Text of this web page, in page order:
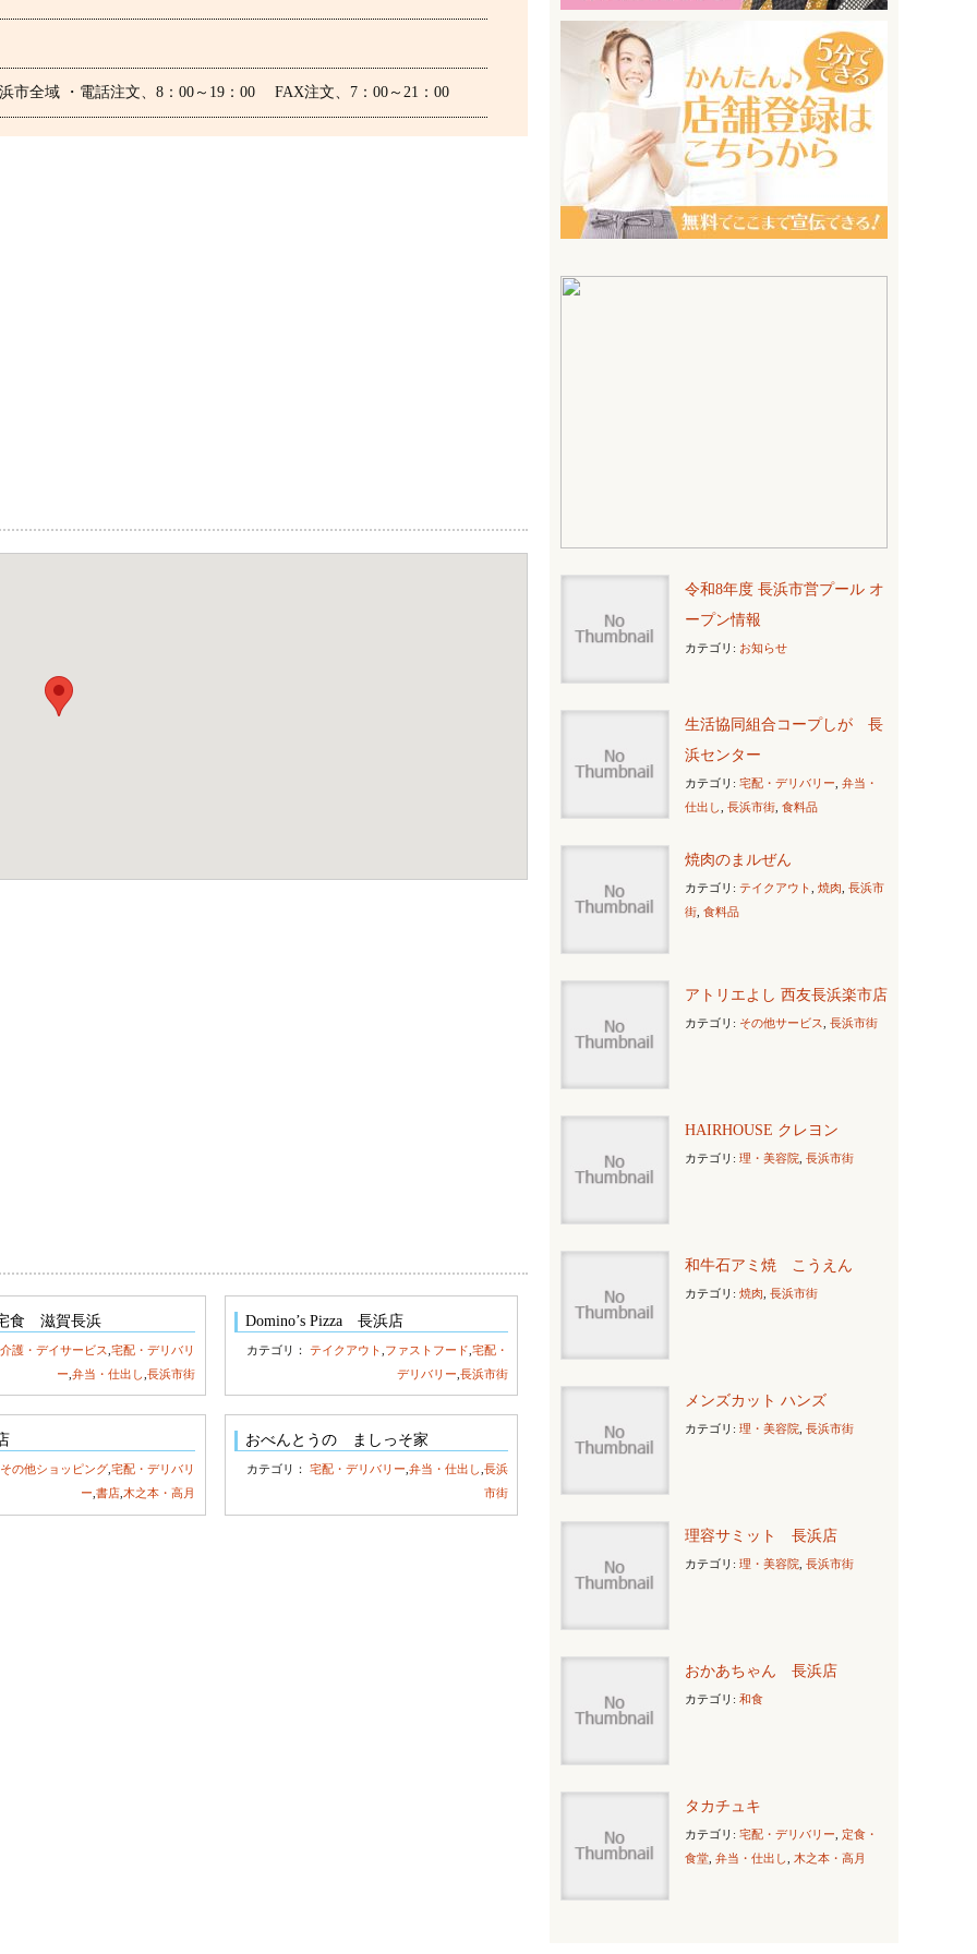
域 ・電話注文、8：00～19：00 FAX注文、7：00～21：00
食 滋賀長浜
介護・デイサービス ,宅配・デリバリ
ー ,弁当・仕出し ,長浜市街
Domino’s Pizza 長浜店
カテゴリ： テイクアウト ファストフード 宅配・
デリバリー 長浜市街
その他ショッピング ,宅配・デリバリ
ー ,書店 ,木之本・高月
おべんとうの ましっそ家
カテゴリ： 宅配・デリバリー 弁当・仕出し 長浜
市街
令和8年度 長浜市営プール オ
ープン情報
カテゴリ: お知らせ
生活協同組合コープしが 長
浜センター
カテゴリ: 宅配・デリバリー 弁当・
仕出し
長浜市街 食料品
焼肉のまルぜん
カテゴリ: テイクアウト 焼肉 長浜市
街 食料品
アトリエよし 西友長浜楽市店
カテゴリ: その他サービス 長浜市街
HAIRHOUSE クレヨン
カテゴリ: 理・美容院 長浜市街
和牛石アミ焼 こうえん
カテゴリ: 焼肉 長浜市街
メンズカット ハンズ
カテゴリ: 理・美容院 長浜市街
理容サミット 長浜店
カテゴリ: 理・美容院 長浜市街
おかあちゃん 長浜店
カテゴリ: 和食
タカチュキ
カテゴリ: 宅配・デリバリー 定食・
食堂 弁当・仕出し 木之本・高月